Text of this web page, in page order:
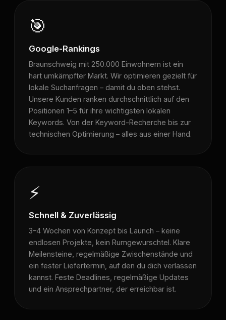
🎯
Google-Rankings
Braunschweig mit 250.000 Einwohnern ist ein
hart umkämpfter Markt. Wir optimieren gezielt für
lokale Suchanfragen – damit du oben stehst.
Unsere Kunden ranken durchschnittlich auf den
Positionen 1–5 für ihre wichtigsten lokalen
Keywords. Von der Keyword-Recherche bis zur
technischen Optimierung – alles aus einer Hand.
⚡
Schnell & Zuverlässig
3–4 Wochen von Konzept bis Launch – keine
endlosen Projekte, kein Rumgewurschtel. Klare
Meilensteine, regelmäßige Zwischenstände und
ein fester Liefertermin, auf den du dich verlassen
kannst. Feste Deadlines, regelmäßige Updates
und ein Ansprechpartner, der erreichbar ist.